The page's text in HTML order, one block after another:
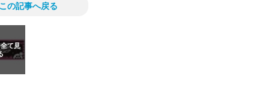
この記事へ戻る